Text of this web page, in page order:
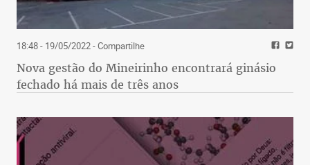
18:48 - 19/05/2022- Compartilhe
Nova gestão do Mineirinho encontrará ginásio
fechado há mais de três anos